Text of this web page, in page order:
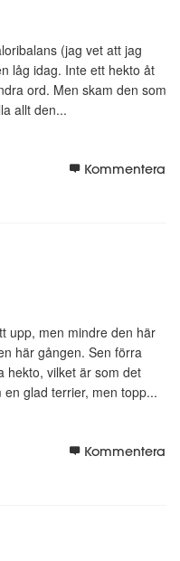
(jag vet att jag
låg idag. Inte ett hekto åt
ord. Men skam den som
allt den...
Kommentera
upp, men mindre den här
här gången. Sen förra
hekto, vilket är som det
glad terrier, men topp...
Kommentera